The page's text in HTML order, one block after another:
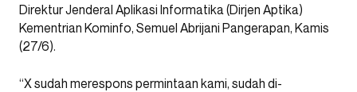
Direktur Jenderal Aplikasi Informatika (Dirjen Aptika)
Kementrian Kominfo, Semuel Abrijani Pangerapan, Kamis
(27/6).
“X sudah merespons permintaan kami, sudah di-